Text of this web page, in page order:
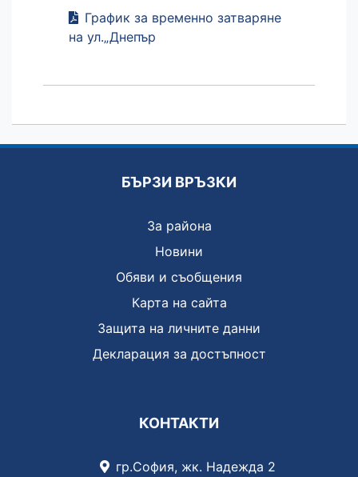
График за временно затваряне
на ул.„Днепър
БЪРЗИ ВРЪЗКИ
За района
Новини
Обяви и съобщения
Карта на сайта
Защита на личните данни
Декларация за достъпност
КОНТАКТИ
гр.София, жк. Надежда 2